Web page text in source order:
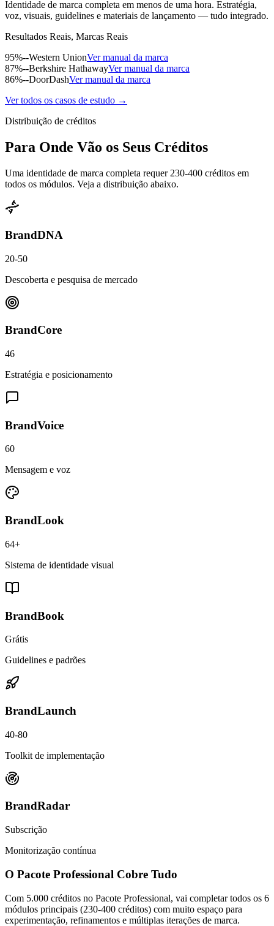
Identidade de marca completa em menos de uma hora. Estratégia,
voz, visuais, guidelines e materiais de lançamento — tudo integrado.
Resultados Reais, Marcas Reais
95%--Western UnionVer manual da marca
87%--Berkshire HathawayVer manual da marca
86%--DoorDashVer manual da marca
Ver todos os casos de estudo →
Distribuição de créditos
Para Onde Vão os Seus Créditos
Uma identidade de marca completa requer 230-400 créditos em
todos os módulos. Veja a distribuição abaixo.
BrandDNA
20-50
Descoberta e pesquisa de mercado
BrandCore
46
Estratégia e posicionamento
BrandVoice
60
Mensagem e voz
BrandLook
64+
Sistema de identidade visual
BrandBook
Grátis
Guidelines e padrões
BrandLaunch
40-80
Toolkit de implementação
BrandRadar
Subscrição
Monitorização contínua
O Pacote Professional Cobre Tudo
Com 5.000 créditos no Pacote Professional, vai completar todos os 6
módulos principais (230-400 créditos) com muito espaço para
experimentação, refinamentos e múltiplas iterações de marca.